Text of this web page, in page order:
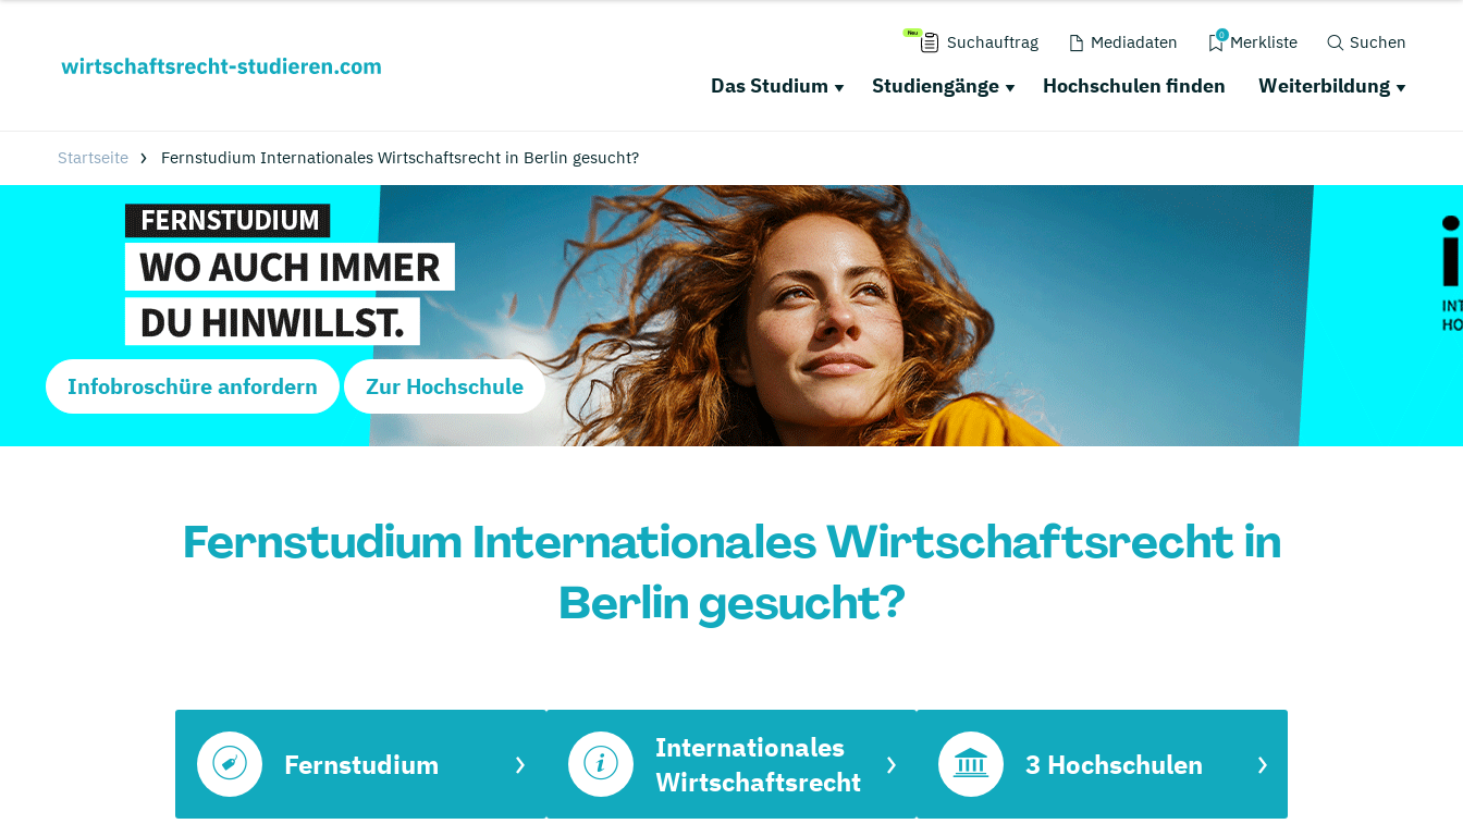
Suchauftrag Mediadaten 0 Merkliste Suchen
Das Studium Studiengänge Hochschulen finden Weiterbildung
Startseite Fernstudium Internationales Wirtschaftsrecht in Berlin gesucht?
Infobroschüre anfordern Zur Hochschule
Fernstudium Internationales Wirtschaftsrecht in
Berlin gesucht?
Fernstudium
Internationales
Wirtschaftsrecht
3 Hochschulen